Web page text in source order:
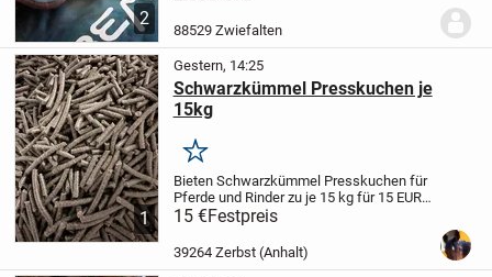
2
sich in einem sehr guten, gepflegten
88529 Zwiefalten
1
Gestern, 14:25
Schwarzkümmel Presskuchen je
15kg
Merken
Bieten Schwarzkümmel Presskuchen für
Pferde und Rinder zu je 15 kg für 15 EUR
an. Haupteinsatzbereiche und
Atemwege: Hilft bei
staubbedingtem Husten, leichten
Bronchialreizungen und...
15 €Festpreis
39264 Zerbst (Anhalt)